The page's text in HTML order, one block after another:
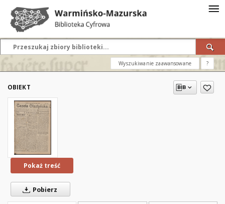
Wyszukiwanie zaawansowane ?
OBIEKT
Pokaż treść
Pobierz